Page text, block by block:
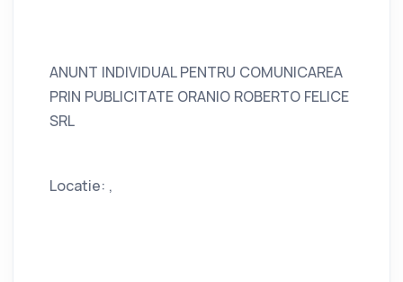
ANUNT INDIVIDUAL PENTRU COMUNICAREA
PRIN PUBLICITATE ORANIO ROBERTO FELICE
SRL
Locatie: ,